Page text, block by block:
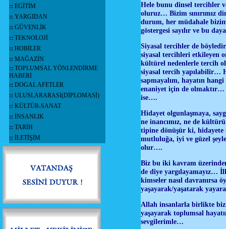
:: EGİTİM
:: YARGIDAN
:: GÜVENLİK
:: TEKNOLOJİ
:: HOBİLER
:: MAĞAZİN
:: TOPLUMSAL YÖNLENDİRME
HABERİ
:: DOGAL AFETLER
:: ULUSLARARASI(DİPLOMASİ)
:: KÜLTÜR-SANAT
:: İNSANLIK
:: TARİH
:: İLETİŞİM
Hele bunu dinsel tercihler
oluruz… Bizim sınırımız
durum, her müdahale
göstergesi sayılır ve bu
Siyasal tercihler de
siyasal tercihleri etkileyen
kültürel nedenlerle tercih
siyasal tercih yapılabilir…
sapmayalım, hayatın
enaniyet için de olmaktır…
ise….
Hidayet olgunlaşmaya,
ne inancımız, ne de
tipine dönüşür ki,
mutluluğa, iyi ve güzel
olur….
Biz bu iki kavram
de diye yargılayamayız…
kimseler nasıl davranırsa
yaşayarak/yaşatarak
Allah insanlarla birlikte
yaşayarak toplumsal